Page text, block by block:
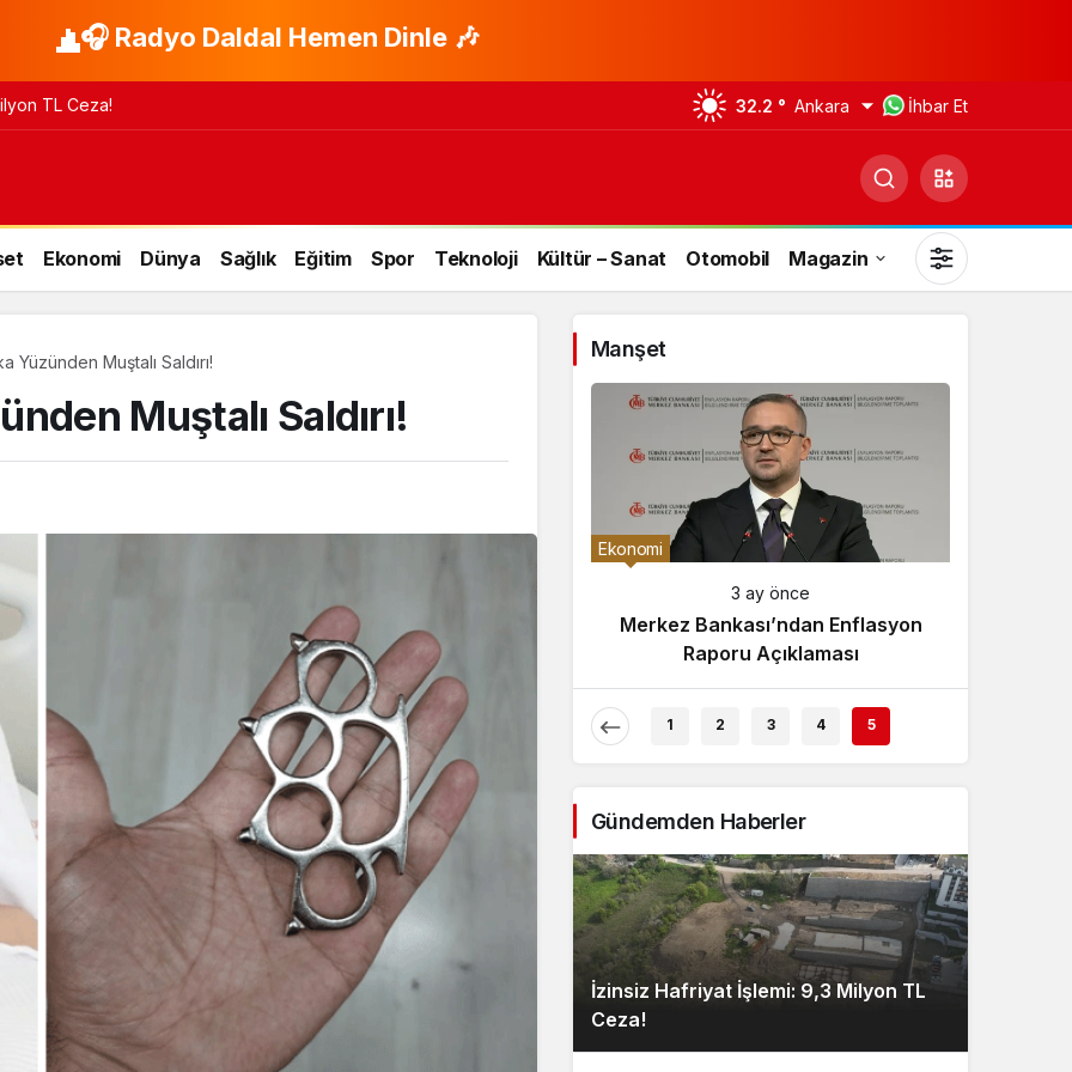
🎧 Radyo Daldal Hemen Dinle 🎶
TL Ceza! 32.2 ° Ankara İhbar Et
Ekonomi Dünya Sağlık Eğitim Spor Teknoloji Kültür – Sanat Otomobil Magazin
Gündüz Modu
Gündüz modunu seçin.
Gece Modu
Gece modunu seçin.
Sistem Modu
Sistem modunu seçin.
Yüzünden Muştalı Saldırı!
Muştalı Saldırı!
Manşet
Tartışması
Çaykur Rizespor, Beşiktaş’ı
Ağırlıyor!
Ekonomi
3 ay önce
Merkez Bankası’ndan Enflasyon
Raporu Açıklaması
1 2 3 4 5
Gündemden Haberler
İzinsiz Hafriyat İşlemi: 9,3 Milyon TL
Ceza!